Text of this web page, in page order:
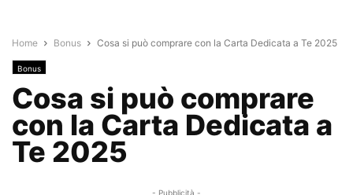
Home Bonus Cosa si può comprare con la Carta Dedicata a Te 2025
Bonus
Cosa si può comprare
con la Carta Dedicata a
Te 2025
- Pubblicità -